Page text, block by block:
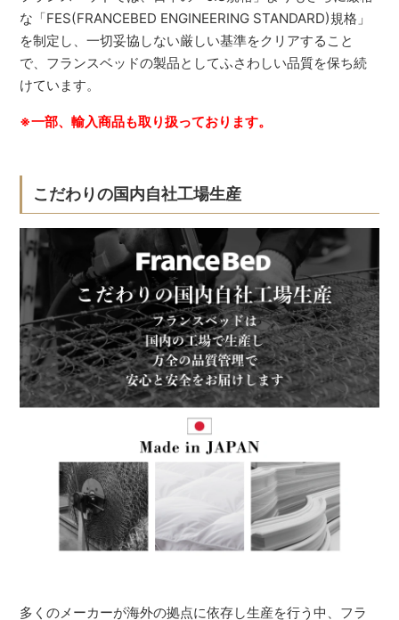
な「FES(FRANCEBED ENGINEERING STANDARD)規格」
を制定し、一切妥協しない厳しい基準をクリアすること
で、フランスベッドの製品としてふさわしい品質を保ち続
けています。
※一部、輸入商品も取り扱っております。
こだわりの国内自社工場生産
多くのメーカーが海外の拠点に依存し生産を行う中、フラ